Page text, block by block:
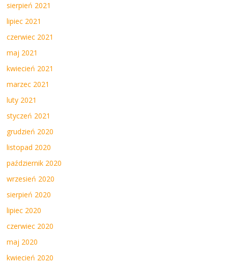
sierpień 2021
lipiec 2021
czerwiec 2021
maj 2021
kwiecień 2021
marzec 2021
luty 2021
styczeń 2021
grudzień 2020
listopad 2020
październik 2020
wrzesień 2020
sierpień 2020
lipiec 2020
czerwiec 2020
maj 2020
kwiecień 2020